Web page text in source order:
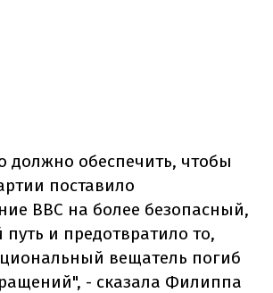
должно обеспечить, чтобы
поставило
BBC на более безопасный,
и предотвратило то,
вещатель погиб
- сказала Филиппа